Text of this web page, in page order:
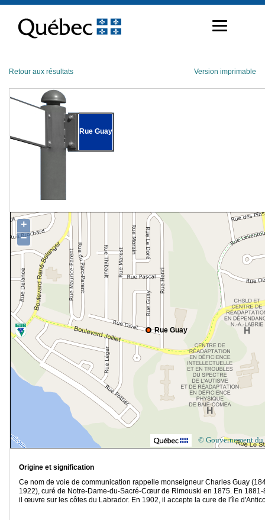
contenu
Retour aux résultats Version imprimable
Rue Guay
Rue Guay
+
−
© Gouvernement du
Origine et signification
Ce nom de voie de communication rappelle monseigneur Charles Guay
1922), curé de Notre-Dame-du-Sacré-Cœur de Rimouski en 1875. En 1881-
il œuvre sur les côtes du Labrador. En 1902, il accepte la cure de l'île